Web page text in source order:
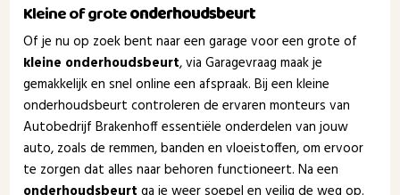
Kleine of groteonderhoudsbeurt
Of je nu op zoek bent naar een garage voor een grote of
kleine onderhoudsbeurt, via Garagevraag maak je
gemakkelijk en snel online een afspraak. Bij een kleine
onderhoudsbeurt controleren de ervaren monteurs van
Autobedrijf Brakenhoff essentiële onderdelen van jouw
auto, zoals de remmen, banden en vloeistoffen, om ervoor
te zorgen dat alles naar behoren functioneert. Na een